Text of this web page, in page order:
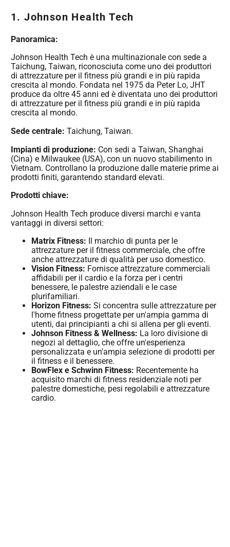
1.Johnson Health Tech
Panoramica:
Johnson Health Tech è una multinazionale con sede a
Taichung, Taiwan, riconosciuta come uno dei produttori
di attrezzature per il fitness più grandi e in più rapida
crescita al mondo. Fondata nel 1975 da Peter Lo, JHT
produce da oltre 45 anni ed è diventata uno dei produttori
di attrezzature per il fitness più grandi e in più rapida
crescita al mondo.
Sede centrale: Taichung, Taiwan.
Impianti di produzione: Con sedi a Taiwan, Shanghai
(Cina) e Milwaukee (USA), con un nuovo stabilimento in
Vietnam. Controllano la produzione dalle materie prime ai
prodotti finiti, garantendo standard elevati.
Prodotti chiave:
Johnson Health Tech produce diversi marchi e vanta
vantaggi in diversi settori:
Matrix Fitness: Il marchio di punta per le
attrezzature per il fitness commerciale, che offre
anche attrezzature di qualità per uso domestico.
Vision Fitness: Fornisce attrezzature commerciali
affidabili per il cardio e la forza per i centri
benessere, le palestre aziendali e le case
plurifamiliari.
Horizon Fitness: Si concentra sulle attrezzature per
l'home fitness progettate per un'ampia gamma di
utenti, dai principianti a chi si allena per gli eventi.
Johnson Fitness & Wellness: La loro divisione di
negozi al dettaglio, che offre un'esperienza
personalizzata e un'ampia selezione di prodotti per
il fitness e il benessere.
BowFlex e Schwinn Fitness: Recentemente ha
acquisito marchi di fitness residenziale noti per
palestre domestiche, pesi regolabili e attrezzature
cardio.